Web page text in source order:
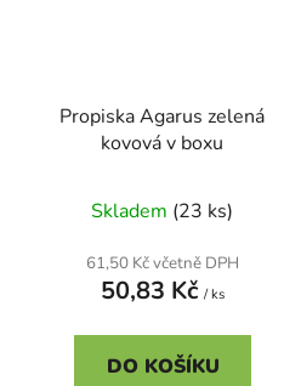
Propiska Agarus zelená
kovová v boxu
Skladem (23 ks)
61,50 Kč včetně DPH
50,83 Kč / ks
DO KOŠÍKU